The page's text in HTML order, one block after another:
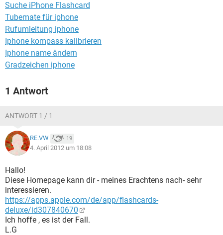
Suche iPhone Flashcard
Tubemate für iphone
Rufumleitung iphone
Iphone kompass kalibrieren
Iphone name ändern
Gradzeichen iphone
1 Antwort
ANTWORT 1 / 1
RE.VW 19
4. April 2012 um 18:08
Hallo!
Diese Homepage kann dir - meines Erachtens nach- sehr
interessieren.
https://apps.apple.com/de/app/flashcards-
deluxe/id307840670
Ich hoffe , es ist der Fall.
L.G